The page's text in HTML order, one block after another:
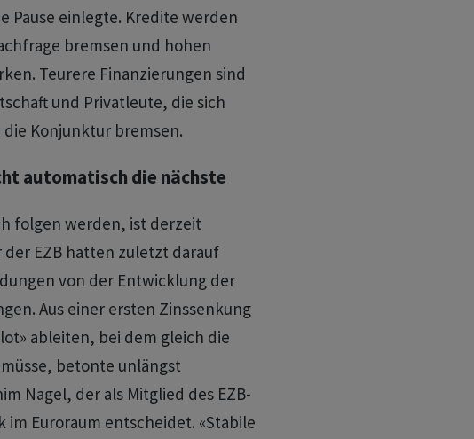
Pause einlegte. Kredite werden
bremsen und hohen
Teurere Finanzierungen sind
und Privatleute, die sich
Konjunktur bremsen.
automatisch die nächste
folgen werden, ist derzeit
EZB hatten zuletzt darauf
von der Entwicklung der
Aus einer ersten Zinssenkung
ableiten, bei dem gleich die
betonte unlängst
Nagel, der als Mitglied des EZB-
im Euroraum entscheidet. «Stabile